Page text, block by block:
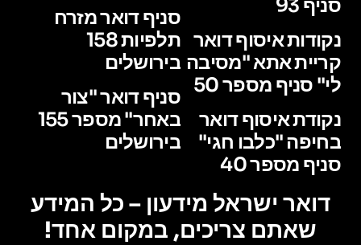
סניף 93
נקודות איסוף דואר
קריית אתא "מסיבה
לי" סניף מספר 50
נקודת איסוף דואר
בחיפה "כלבו חגי"
סניף מספר 40
סניף דואר מזרח
תלפיות 158
בירושלים
סניף דואר "צור
באחר" מספר 155
בירושלים
דואר ישראל מידעון – כל המידע
שאתם צריכים, במקום אחד!